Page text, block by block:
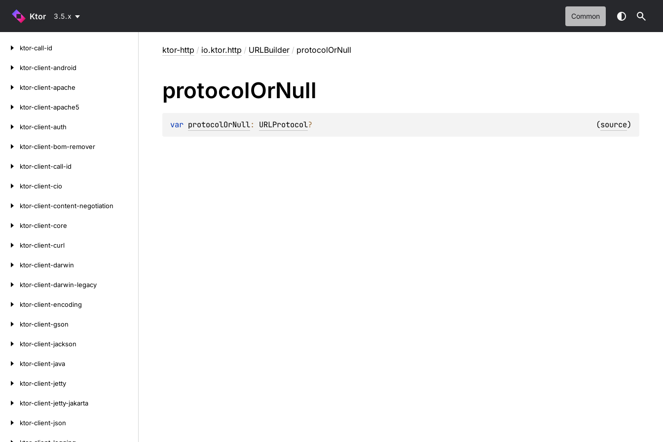
Ktor 3.5.x Common
ktor-call-id
ktor-client-android
ktor-client-apache
ktor-client-apache5
ktor-client-auth
ktor-client-bom-remover
ktor-client-call-id
ktor-client-cio
ktor-client-content-negotiation
ktor-client-core
ktor-client-curl
ktor-client-darwin
ktor-client-darwin-legacy
ktor-client-encoding
ktor-client-gson
ktor-client-jackson
ktor-client-java
ktor-client-jetty
ktor-client-jetty-jakarta
ktor-client-json
ktor-http / io.ktor.http / URLBuilder / protocolOrNull
protocolOrNull
var protocolOrNull: URLProtocol? (source)